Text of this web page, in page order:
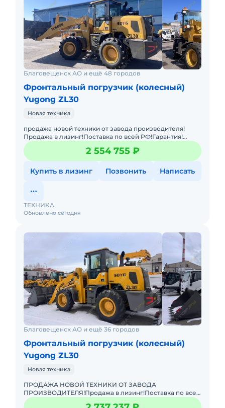
Благовещенск АО и ещё 48 городов
Фронтальный погрузчик (колесный)
Yugong ZL30
Новая техника
продажа новой техники от завода производителя!
Продажа в лизинг!Поставка по всей РФ!Гарантия!
Фронтальный погрузчик Yugong ZL30 -
усовершенствованная техника, ис
2 554 755 ₽
Купить в лизинг Позвонить Написать
Обновлено сегодня
ТЕХНИКА
Благовещенск АО и ещё 36 городов
Фронтальный погрузчик (колесный)
Yugong ZL30
Новая техника
ПРОДАЖА НОВОЙ ТЕХНИКИ ОТ ЗАВОДА
ПРОИЗВОДИТЕЛЯ!Продажа в лизинг!Поставка по всей
РФ!Гарантия!Доставка по РФ!Цена с НДС!